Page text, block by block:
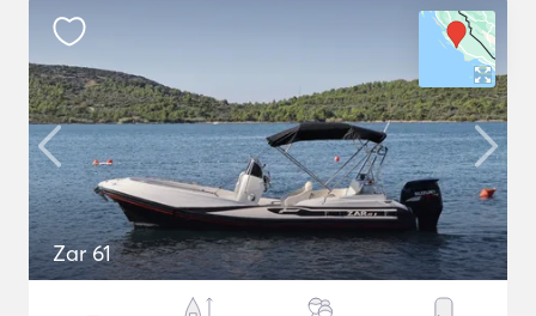
Zar 61